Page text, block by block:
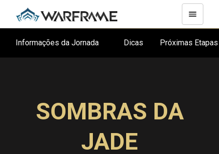
Informações da Jornada Dicas Próximas
SOMBRAS DA
JADE